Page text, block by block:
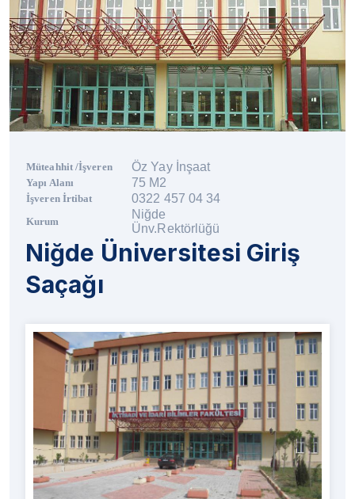
Müteahhit /İşveren Öz Yay İnşaat
Yapı Alanı 75 M2
İşveren İrtibat 0322 457 04 34
Kurum
Niğde
Ünv.Rektörlüğü
Niğde Üniversitesi Giriş
Saçağı